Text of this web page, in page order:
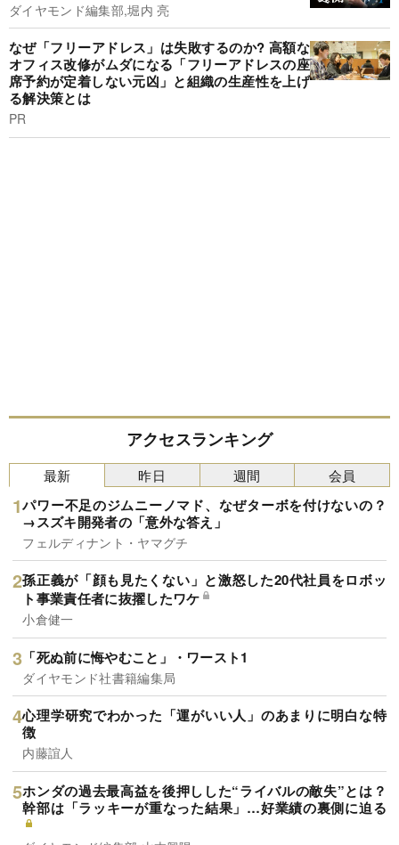
ダイヤモンド編集部,堀内 亮
なぜ「フリーアドレス」は失敗するのか? 高額な
オフィス改修がムダになる「フリーアドレスの座
席予約が定着しない元凶」と組織の生産性を上げ
る解決策とは
PR
アクセスランキング
最新
パワー不足のジムニーノマド、なぜターボを付けないの？
→スズキ開発者の「意外な答え」
フェルディナント・ヤマグチ
孫正義が「顔も見たくない」と激怒した20代社員をロボッ
ト事業責任者に抜擢したワケ
小倉健一
「死ぬ前に悔やむこと」・ワースト1
ダイヤモンド社書籍編集局
心理学研究でわかった「運がいい人」のあまりに明白な特
徴
内藤誼人
ホンダの過去最高益を後押しした“ライバルの敵失”とは？
幹部は「ラッキーが重なった結果」…好業績の裏側に迫る
昨日 週間 会員